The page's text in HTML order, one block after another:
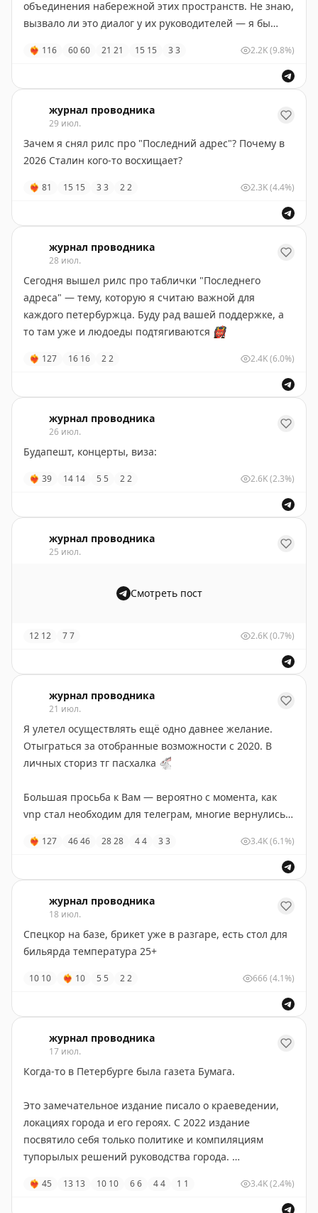
Но я всё равно не перестану шутить, что заведение
подающее тирамису — тирамисучья😂
объединения набережной этих пространств. Не знаю,
вызвало ли это диалог у их руководителей — я бы
сделал бы перформанс в духе падения Берлинской
Краткосрочно это дало бы всплеск интереса к
пространствам у тех, кто давно там не был.
Долгосрочно, если увековечить пробоину в стене —
дал бы арт-объект, как стимул приехать туда не
Цоя.
Если сделают — буду рад, что стал их проводником к
диалогу. Если нет — рад, что хотя бы считал
настроение сограждан.
❤‍🔥 116 6060 21 21 15 15 33 2.2K(9.8%)
журнал проводника
29 июл.
Зачем я снял рилс про "Последний адрес"? Почему в
2026 Сталин кого-то восхищает?
❤‍🔥 81 15 15 33 22 2.3K(4.4%)
журнал проводника
28 июл.
Сегодня вышел рилс про таблички "Последнего
адреса" — тему, которую я считаю важной для
каждого петербуржца. Буду рад вашей поддержке, а
то там уже и людоеды подтягиваются 👹
❤‍🔥 127 16 16 22 2.4K(6.0%)
журнал проводника
26 июл.
Будапешт, концерты, виза:
❤‍🔥 39 14 14 5 5 22 2.6K(2.3%)
журнал проводника
25 июл.
Смотреть пост
12 12 77 2.6K(0.7%)
журнал проводника
21 июл.
Я улетел осуществлять ещё одно давнее желание.
Отыграться за отобранные возможности с 2020. В
личных сториз тг пасхалка 🐇
Большая просьба к Вам — вероятно с момента, как
vnp стал необходим для телеграм, многие вернулись и
пара очень значимых для жителей Петербурга. Инст
• не пропускали, если видите в ленте + досматривали
• скидывали друзьям
• а лайки и прочее уже вторично
признателен. В свою очередь обещаю и дальше
снимать контент на высоком уровне оригинальности
🖤
❤‍🔥 127 4646 2828 44 33 3.4K(6.1%)
журнал проводника
18 июл.
Спецкор на базе, брикет уже в разгаре, есть стол для
бильярда температура 25+
10 10 ❤‍🔥 10 5 5 22 666 (4.1%)
журнал проводника
17 июл.
Когда-то в Петербурге была газета Бумага.
Это замечательное издание писало о краеведении,
локациях города и его героях. С 2022 издание
посвятило себя только политике и компиляциям
тупорылых решений руководства города.
Но иногда, иногда я захожу туда в надежде вновь
❤‍🔥 45 13 13 10 10 66 44 1 1 3.4K(2.4%)